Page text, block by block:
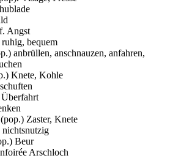
Angst
ruhig, bequem
anbrüllen, anschnauzen, anfahren,
Knete, Kohle
schuften
Überfahrt
Zaster, Knete
nichtsnutzig
Beur
Arschloch